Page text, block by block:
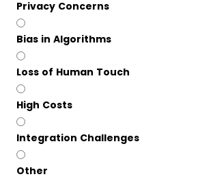
Privacy Concerns
Bias in Algorithms
Loss of Human Touch
High Costs
Integration Challenges
Other